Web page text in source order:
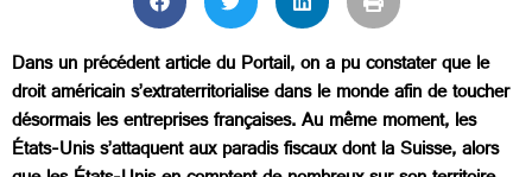
Dans un précédent article du Portail, on a pu constater que le
droit américain s’extraterritorialise dans le monde afin de toucher
désormais les entreprises françaises. Au même moment, les
États-Unis s’attaquent aux paradis fiscaux dont la Suisse, alors